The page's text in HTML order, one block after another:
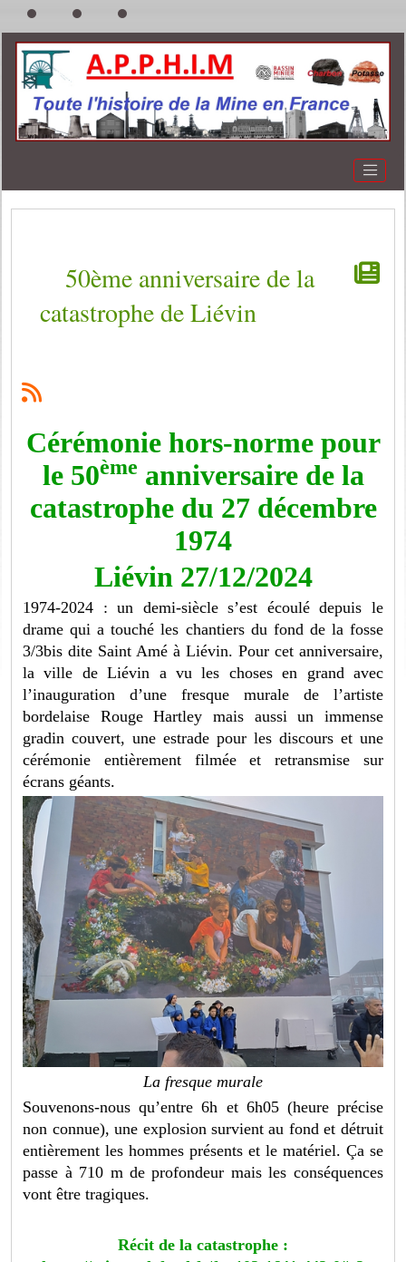
50ème anniversaire de la
catastrophe de Liévin
Cérémonie hors-norme pour
le 50ème anniversaire de la
catastrophe du 27 décembre
1974
Liévin 27/12/2024
1974-2024 : un demi-siècle s’est écoulé depuis le
drame qui a touché les chantiers du fond de la fosse
3/3bis dite Saint Amé à Liévin. Pour cet anniversaire,
la ville de Liévin a vu les choses en grand avec
l’inauguration d’une fresque murale de l’artiste
bordelaise Rouge Hartley mais aussi un immense
gradin couvert, une estrade pour les discours et une
cérémonie entièrement filmée et retransmise sur
écrans géants.
La fresque murale
Souvenons-nous qu’entre 6h et 6h05 (heure précise
non connue), une explosion survient au fond et détruit
entièrement les hommes présents et le matériel. Ça se
passe à 710 m de profondeur mais les conséquences
vont être tragiques.
Récit de la catastrophe :